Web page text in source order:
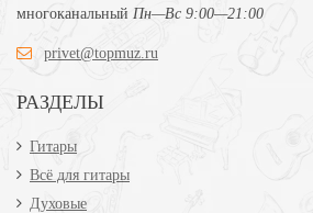
многоканальный Пн—Вс 9:00—21:00
privet@topmuz.ru
РАЗДЕЛЫ
Гитары
Всё для гитары
Духовые